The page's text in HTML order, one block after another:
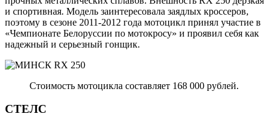
и спортивная. Модель заинтересовала заядлых кроссеров,
поэтому в сезоне 2011-2012 года мотоцикл принял участие в
«Чемпионате Белоруссии по мотокросу» и проявил себя как
надежный и серьезный гонщик.
Стоимость мотоцикла составляет 168 000 рублей.
СТЕЛС